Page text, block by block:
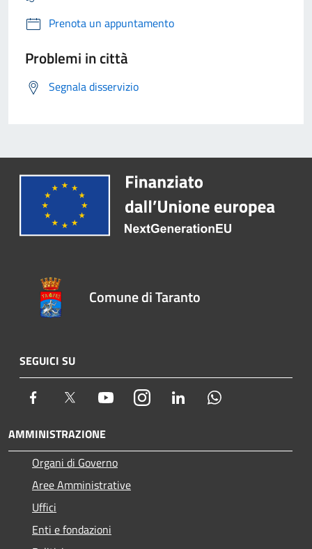
Prenota un appuntamento
Problemi in città
Segnala disservizio
Comune di Taranto
SEGUICI SU
Facebook Twitter YoutubeInstagram LinkedIn
AMMINISTRAZIONE
Organi di Governo
Aree Amministrative
Uffici
Enti e fondazioni